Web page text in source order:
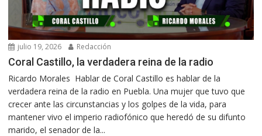
julio 19, 2026 Redacción
Coral Castillo, la verdadera reina de la radio
Ricardo Morales Hablar de Coral Castillo es hablar de la
verdadera reina de la radio en Puebla. Una mujer que tuvo que
crecer ante las circunstancias y los golpes de la vida, para
mantener vivo el imperio radiofónico que heredó de su difunto
marido, el senador de la...